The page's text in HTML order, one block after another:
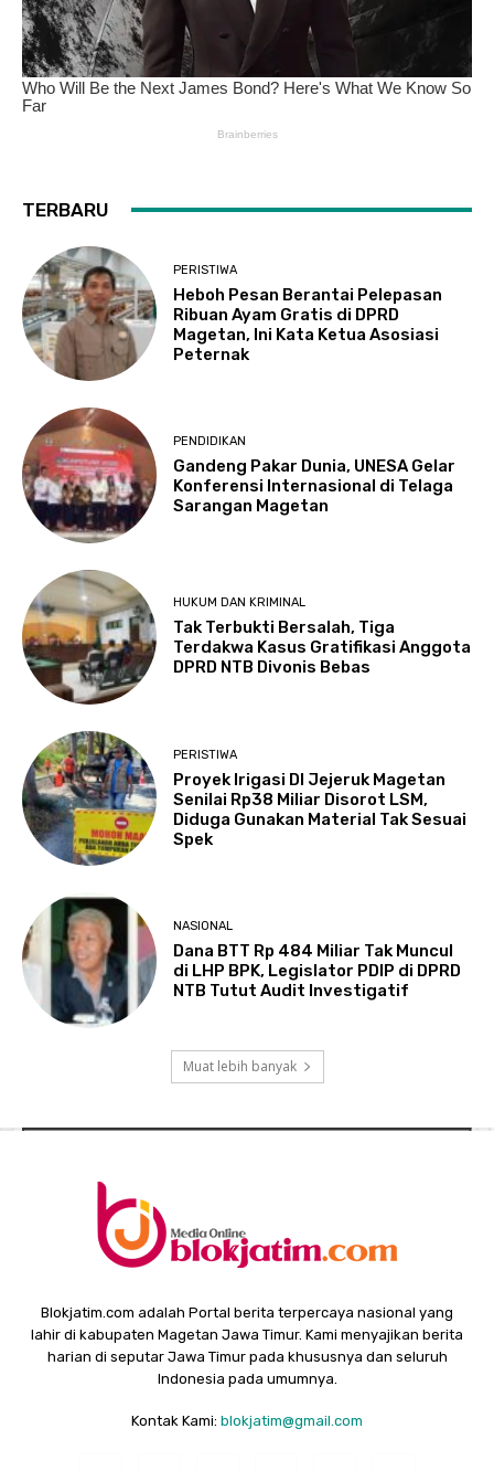
TERBARU
PERISTIWA
Heboh Pesan Berantai Pelepasan
Ribuan Ayam Gratis di DPRD
Magetan, Ini Kata Ketua Asosiasi
Peternak
PENDIDIKAN
Gandeng Pakar Dunia, UNESA Gelar
Konferensi Internasional di Telaga
Sarangan Magetan
HUKUM DAN KRIMINAL
Tak Terbukti Bersalah, Tiga
Terdakwa Kasus Gratifikasi Anggota
DPRD NTB Divonis Bebas
PERISTIWA
Proyek Irigasi DI Jejeruk Magetan
Senilai Rp38 Miliar Disorot LSM,
Diduga Gunakan Material Tak Sesuai
Spek
NASIONAL
Dana BTT Rp 484 Miliar Tak Muncul
di LHP BPK, Legislator PDIP di DPRD
NTB Tutut Audit Investigatif
Muat lebih banyak
Blokjatim.com adalah Portal berita terpercaya nasional yang
lahir di kabupaten Magetan Jawa Timur. Kami menyajikan berita
harian di seputar Jawa Timur pada khususnya dan seluruh
Indonesia pada umumnya.
Kontak Kami: blokjatim@gmail.com